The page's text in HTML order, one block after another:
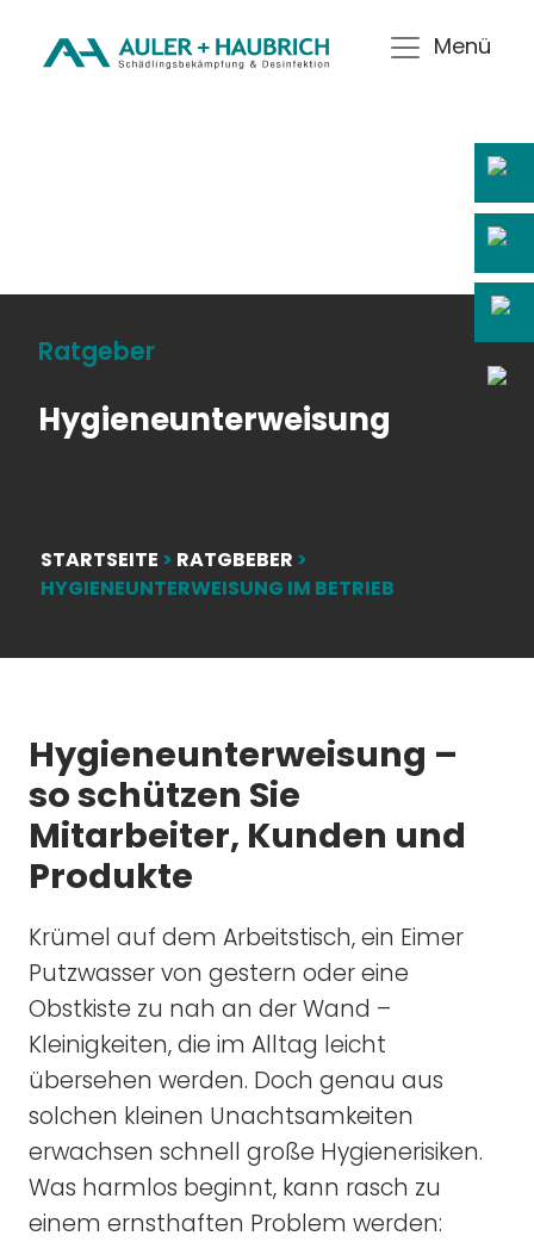
Menü
STARTSEITE > RATGBEBER >
HYGIENEUNTERWEISUNG IM BETRIEB
Ratgeber
Hygieneunterweisung
Hygieneunterweisung –
so schützen Sie
Mitarbeiter, Kunden und
Produkte
Krümel auf dem Arbeitstisch, ein Eimer
Putzwasser von gestern oder eine
Obstkiste zu nah an der Wand –
Kleinigkeiten, die im Alltag leicht
übersehen werden. Doch genau aus
solchen kleinen Unachtsamkeiten
erwachsen schnell große Hygienerisiken.
Was harmlos beginnt, kann rasch zu
einem ernsthaften Problem werden: